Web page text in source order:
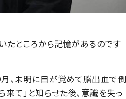
いたところから記憶があるのです
、未明に目が覚めて脳出血で倒
て」と知らせた後、意識を失っ